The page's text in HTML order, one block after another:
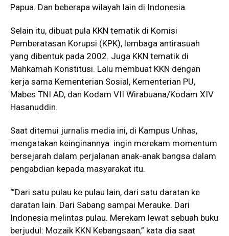
Papua. Dan beberapa wilayah lain di Indonesia.
Selain itu, dibuat pula KKN tematik di Komisi
Pemberatasan Korupsi (KPK), lembaga antirasuah
yang dibentuk pada 2002. Juga KKN tematik di
Mahkamah Konstitusi. Lalu membuat KKN dengan
kerja sama Kementerian Sosial, Kementerian PU,
Mabes TNI AD, dan Kodam VII Wirabuana/Kodam XIV
Hasanuddin.
Saat ditemui jurnalis media ini, di Kampus Unhas,
mengatakan keinginannya: ingin merekam momentum
bersejarah dalam perjalanan anak-anak bangsa dalam
pengabdian kepada masyarakat itu.
‘”Dari satu pulau ke pulau lain, dari satu daratan ke
daratan lain. Dari Sabang sampai Merauke. Dari
Indonesia melintas pulau. Merekam lewat sebuah buku
berjudul: Mozaik KKN Kebangsaan,” kata dia saat